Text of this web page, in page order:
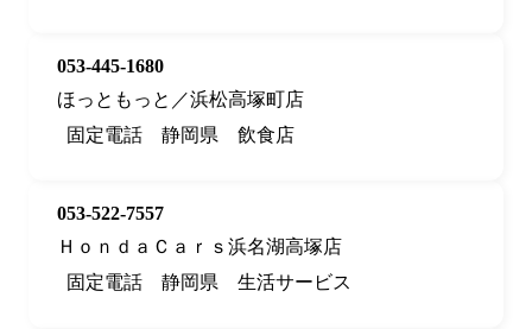
053-445-1680
ほっともっと／浜松高塚町店
固定電話
静岡県 飲食店
053-522-7557
ＨｏｎｄａＣａｒｓ浜名湖高塚店
固定電話
静岡県 生活サービス